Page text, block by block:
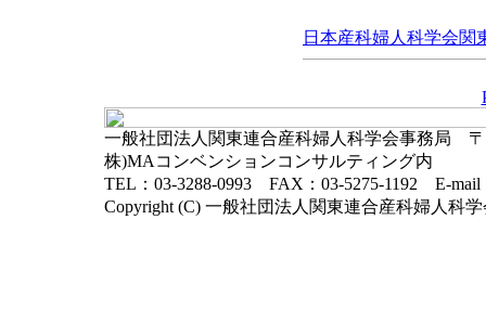
日本産科婦人科学会関
一般社団法人関東連合産科婦人科学会事務局 〒
株)MAコンベンションコンサルティング内
TEL：03-3288-0993 FAX：03-5275-1192 E-mail
Copyright (C) 一般社団法人関東連合産科婦人科